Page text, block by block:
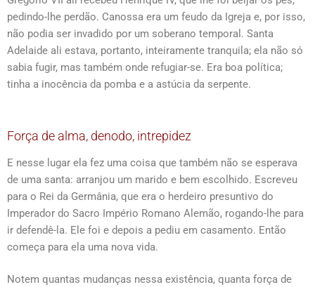
pedindo-lhe perdão. Canossa era um feudo da Igreja e, por isso,
não podia ser invadido por um soberano temporal. Santa
Adelaide ali estava, portanto, inteiramente tranquila; ela não só
sabia fugir, mas também onde refugiar-se. Era boa política;
tinha a inocência da pomba e a astúcia da serpente.
Força de alma, denodo, intrepidez
E nesse lugar ela fez uma coisa que também não se esperava
de uma santa: arranjou um marido e bem escolhido. Escreveu
para o Rei da Germânia, que era o herdeiro presuntivo do
Imperador do Sacro Império Romano Alemão, rogando-lhe para
ir defendê-la. Ele foi e depois a pediu em casamento. Então
começa para ela uma nova vida.
Notem quantas mudanças nessa existência, quanta força de